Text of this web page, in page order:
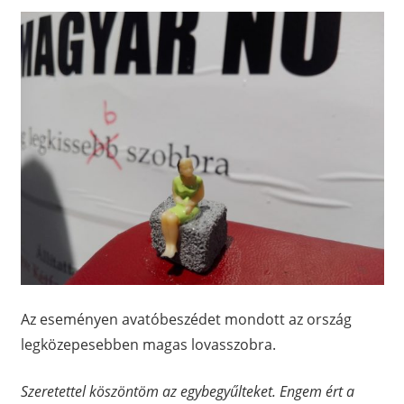
Az eseményen avatóbeszédet mondott az ország
legközepesebben magas lovasszobra.
Szeretettel köszöntöm az egybegyűlteket. Engem ért a